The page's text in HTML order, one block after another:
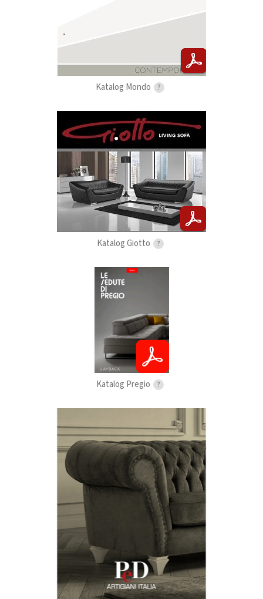
Katalog Mondo ?
Katalog Giotto ?
Katalog Pregio ?